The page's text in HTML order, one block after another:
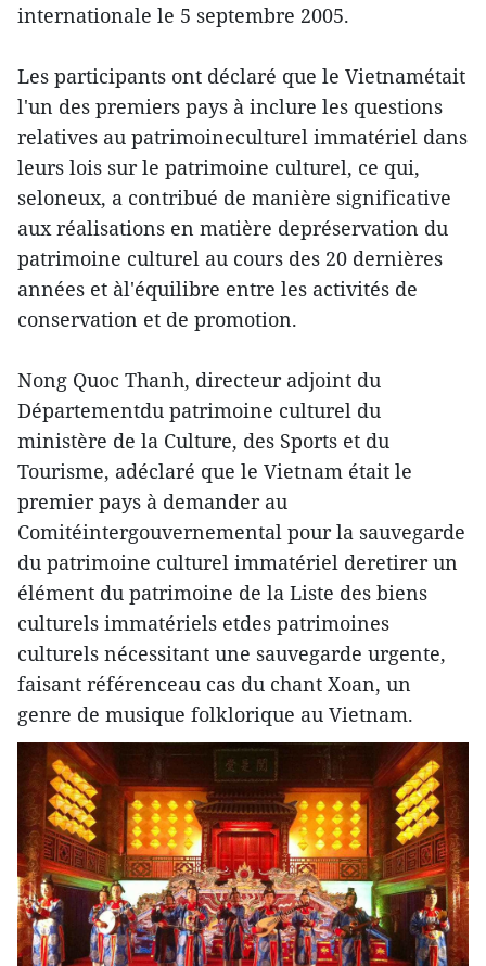
internationale le 5 septembre 2005.
Les participants ont déclaré que le Vietnamétait
l'un des premiers pays à inclure les questions
relatives au patrimoineculturel immatériel dans
leurs lois sur le patrimoine culturel, ce qui,
seloneux, a contribué de manière significative
aux réalisations en matière depréservation du
patrimoine culturel au cours des 20 dernières
années et àl'équilibre entre les activités de
conservation et de promotion.
Nong Quoc Thanh, directeur adjoint du
Départementdu patrimoine culturel du
ministère de la Culture, des Sports et du
Tourisme, adéclaré que le Vietnam était le
premier pays à demander au
Comitéintergouvernemental pour la sauvegarde
du patrimoine culturel immatériel deretirer un
élément du patrimoine de la Liste des biens
culturels immatériels etdes patrimoines
culturels nécessitant une sauvegarde urgente,
faisant référenceau cas du chant Xoan, un
genre de musique folklorique au Vietnam.